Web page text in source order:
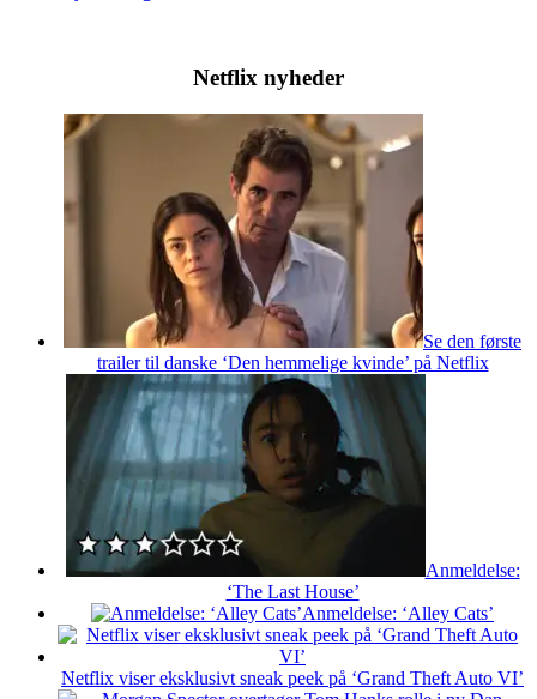
Netflix nyheder
Se den første
trailer til danske ‘Den hemmelige kvinde’ på Netflix
Anmeldelse:
‘The Last House’
Anmeldelse: ‘Alley Cats’
Netflix viser eksklusivt sneak peek på ‘Grand Theft Auto VI’